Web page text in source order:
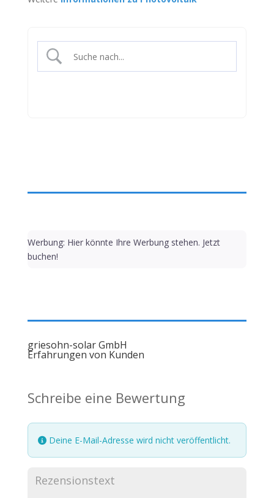
Werbung: Hier könnte Ihre Werbung stehen. Jetzt
buchen!
griesohn-solar GmbH
Erfahrungen von Kunden
Schreibe eine Bewertung
Deine E-Mail-Adresse wird nicht veröffentlicht.